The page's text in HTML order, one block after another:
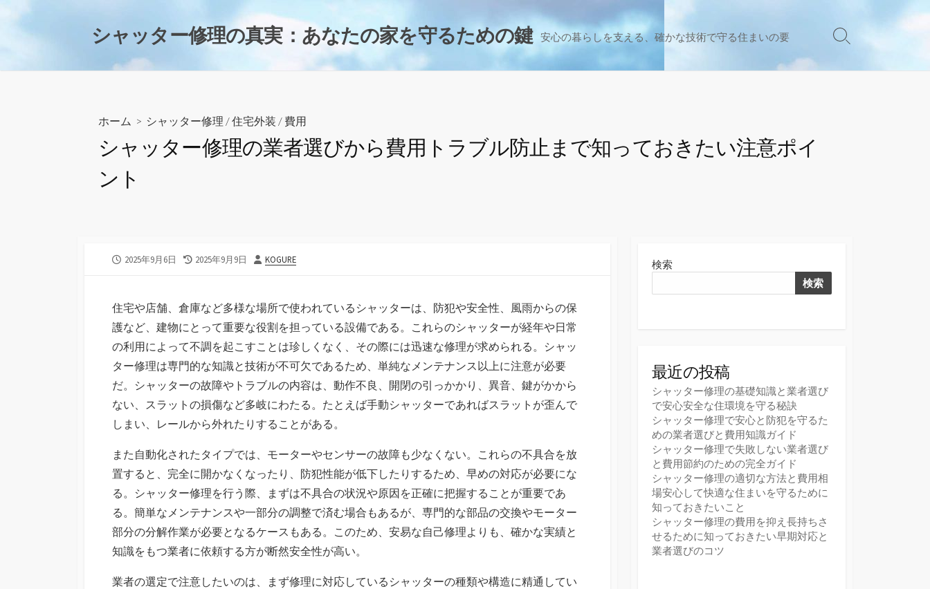
シャッター修理の真実：あなたの家を守るための鍵 安心の暮らしを支える、確かな技術で守る住まいの要
検
切
ホーム > シャッター修理 /住宅外装 / 費用
シャッター修理の業者選びから費用トラブル防止まで知っておきたい注意ポイ
ント
公
2025年9月6日
最
新
日
2025年9月9日
投
KOGURE
住宅や店舗、倉庫など多様な場所で使われているシャッターは、防犯や安全性、風雨からの保
護など、建物にとって重要な役割を担っている設備である。 これらのシャッターが経年や日常
の利用によって不調を起こすことは珍しくなく、その際には迅速な修理が求められる。シャッ
ター修理は専門的な知識と技術が不可欠であるため、単純なメンテナンス以上に注意が必要
だ。シャッターの故障やトラブルの内容は、動作不良、開閉の引っかかり、異音、鍵がかから
ない、スラットの損傷など多岐にわたる。たとえば手動シャッターであればスラットが歪んで
しまい、レールから外れたりすることがある。
また自動化されたタイプでは、モーターやセンサーの故障も少なくない。これらの不具合を放
置すると、完全に開かなくなったり、防犯性能が低下したりするため、早めの対応が必要にな
る。シャッター修理を行う際、まずは不具合の状況や原因を正確に把握することが重要であ
る。簡単なメンテナンスや一部分の調整で済む場合もあるが、専門的な部品の交換やモーター
部分の分解作業が必要となるケースもある。このため、安易な自己修理よりも、確かな実績と
知識をもつ業者に依頼する方が断然安全性が高い。
業者の選定で注意したいのは、まず修理に対応しているシャッターの種類や構造に精通してい
検索
検索
最近の投稿
シャッター修理の基礎知識と業者選び
で安心安全な住環境を守る秘訣
シャッター修理で安心と防犯を守るた
めの業者選びと費用知識ガイド
シャッター修理で失敗しない業者選び
と費用節約のための完全ガイド
シャッター修理の適切な方法と費用相
場安心して快適な住まいを守るために
知っておきたいこと
シャッター修理の費用を抑え長持ちさ
せるために知っておきたい早期対応と
業者選びのコツ